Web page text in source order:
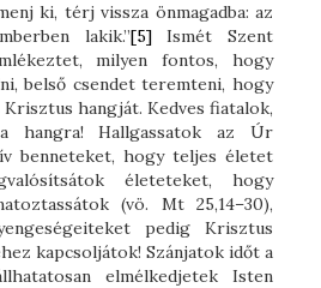
ki, térj vissza önmagadba: az
lakik.”[5]Ismét Szent
milyen fontos, hogy
belső csendet teremteni, hogy
Krisztus hangját. Kedves fiatalok,
hangra! Hallgassatok az Úr
benneteket, hogy teljes életet
életeteket, hogy
(vö. Mt 25,14–30),
pedig Krisztus
kapcsoljátok! Szánjatok időt a
elmélkedjetek Isten